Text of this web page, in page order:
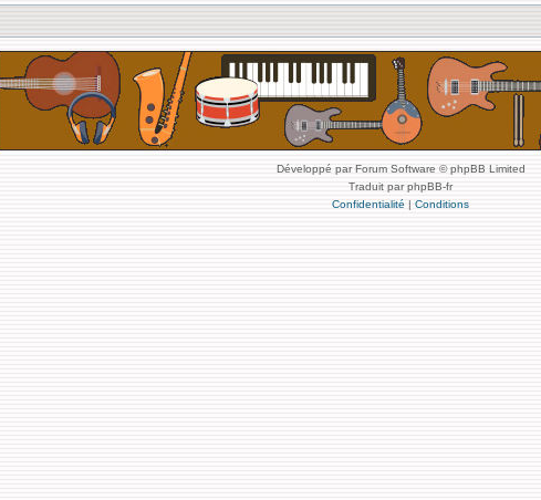
Développé par Forum Software © phpBB Limited
Traduit par phpBB-fr
Confidentialité | Conditions